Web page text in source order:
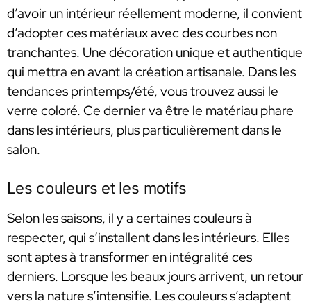
d’avoir un intérieur réellement moderne, il convient
d’adopter ces matériaux avec des courbes non
tranchantes. Une décoration unique et authentique
qui mettra en avant la création artisanale. Dans les
tendances printemps/été, vous trouvez aussi le
verre coloré. Ce dernier va être le matériau phare
dans les intérieurs, plus particulièrement dans le
salon.
Les couleurs et les motifs
Selon les saisons, il y a certaines couleurs à
respecter, qui s’installent dans les intérieurs. Elles
sont aptes à transformer en intégralité ces
derniers. Lorsque les beaux jours arrivent, un retour
vers la nature s’intensifie. Les couleurs s’adaptent